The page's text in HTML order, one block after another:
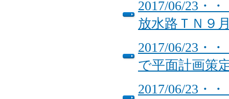
2017/06/23・
放水路ＴＮ９
2017/06/23・
で平面計画策
2017/06/23・